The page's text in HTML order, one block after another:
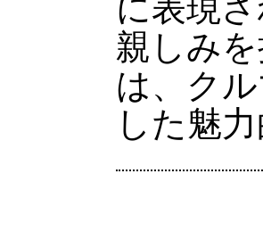
に表現
親しみ
は、ク
した魅